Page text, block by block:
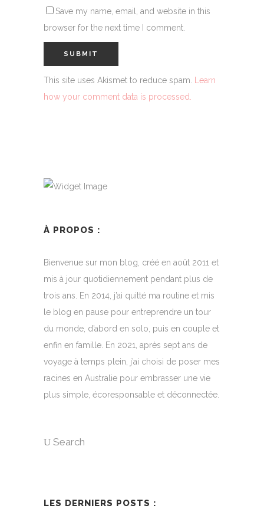
Save my name, email, and website in this
browser for the next time I comment.
This site uses Akismet to reduce spam. Learn
how your comment data is processed.
À PROPOS :
Bienvenue sur mon blog, créé en août 2011 et
mis à jour quotidiennement pendant plus de
trois ans. En 2014, j’ai quitté ma routine et mis
le blog en pause pour entreprendre un tour
du monde, d’abord en solo, puis en couple et
enfin en famille. En 2021, après sept ans de
voyage à temps plein, j’ai choisi de poser mes
racines en Australie pour embrasser une vie
plus simple, écoresponsable et déconnectée.
Search
LES DERNIERS POSTS :